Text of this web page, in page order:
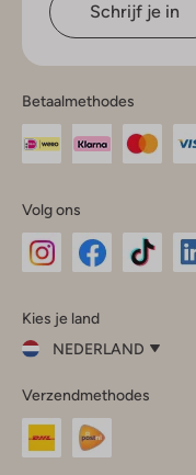
Schrijf je in
Betaalmethodes
Volg ons
InstagramFacebook
Kies je land
NEDERLAND
je
land
Nederland
Verzendmethodes